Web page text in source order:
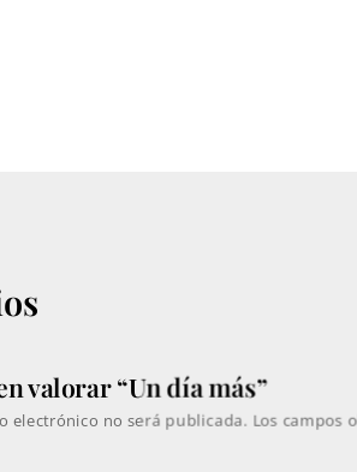
valorar “Un día más”
electrónico no será publicada. Los campos